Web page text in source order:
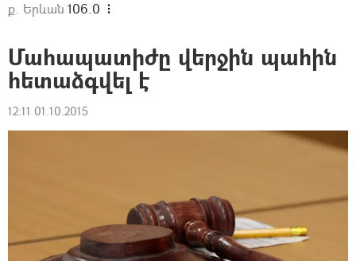
ք. Երևան 106.0
Մահապատիժը վերջին պահին
հետաձգվել է
12:11 01.10.2015